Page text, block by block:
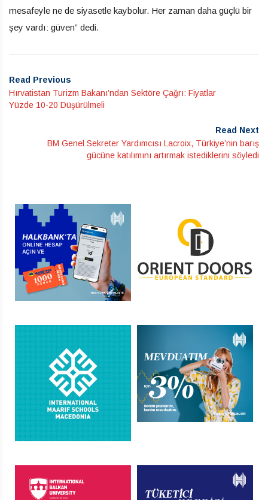
mesafeyle ne de siyasetle kaybolur. Her zaman daha güçlü bir
şey vardı: güven” dedi.
Read Previous
Hırvatistan Turizm Bakanı’ndan Sektöre Çağrı: Fiyatlar
Yüzde 10-20 Düşürülmeli
Read Next
BM Genel Sekreter Yardımcısı Lacroix, Türkiye’nin barış
gücüne katılımını artırmak istediklerini söyledi